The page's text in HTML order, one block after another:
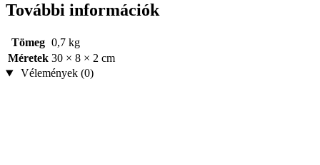
További információk
Tömeg 0,7 kg
Méretek 30 × 8 × 2 cm
Vélemények (0)